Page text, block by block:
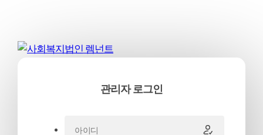
관리자 로그인